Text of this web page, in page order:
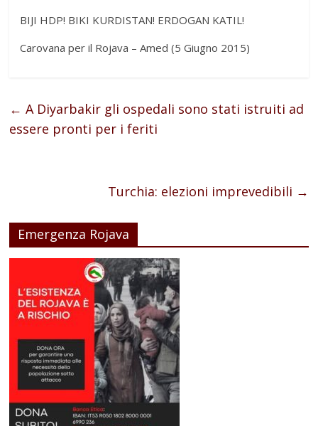
BIJI HDP! BIKI KURDISTAN! ERDOGAN KATIL!
Carovana per il Rojava – Amed (5 Giugno 2015)
← A Diyarbakir gli ospedali sono stati istruiti ad
essere pronti per i feriti
Turchia: elezioni imprevedibili →
Emergenza Rojava